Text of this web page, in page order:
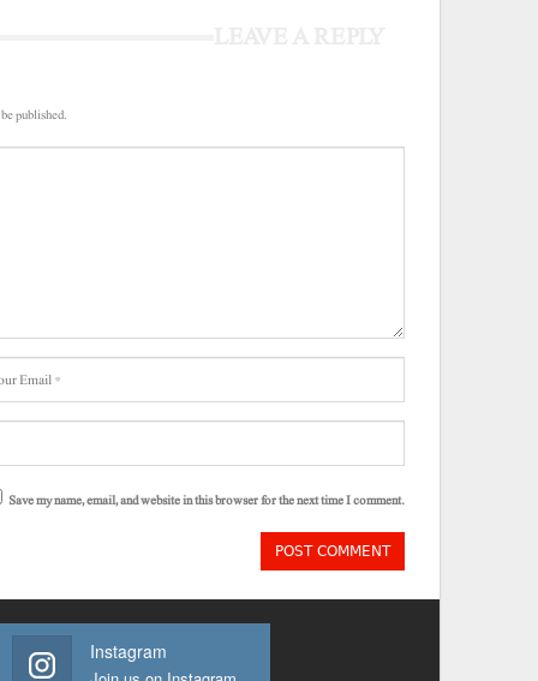
published.
Save my name, email, and website in this browser for the next time I comment.
Instagram